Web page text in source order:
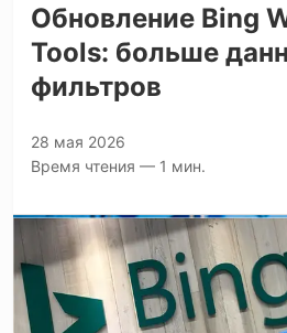
Обновление Bing
Tools: больше
фильтров
28 мая 2026
Время чтения — 1 мин.